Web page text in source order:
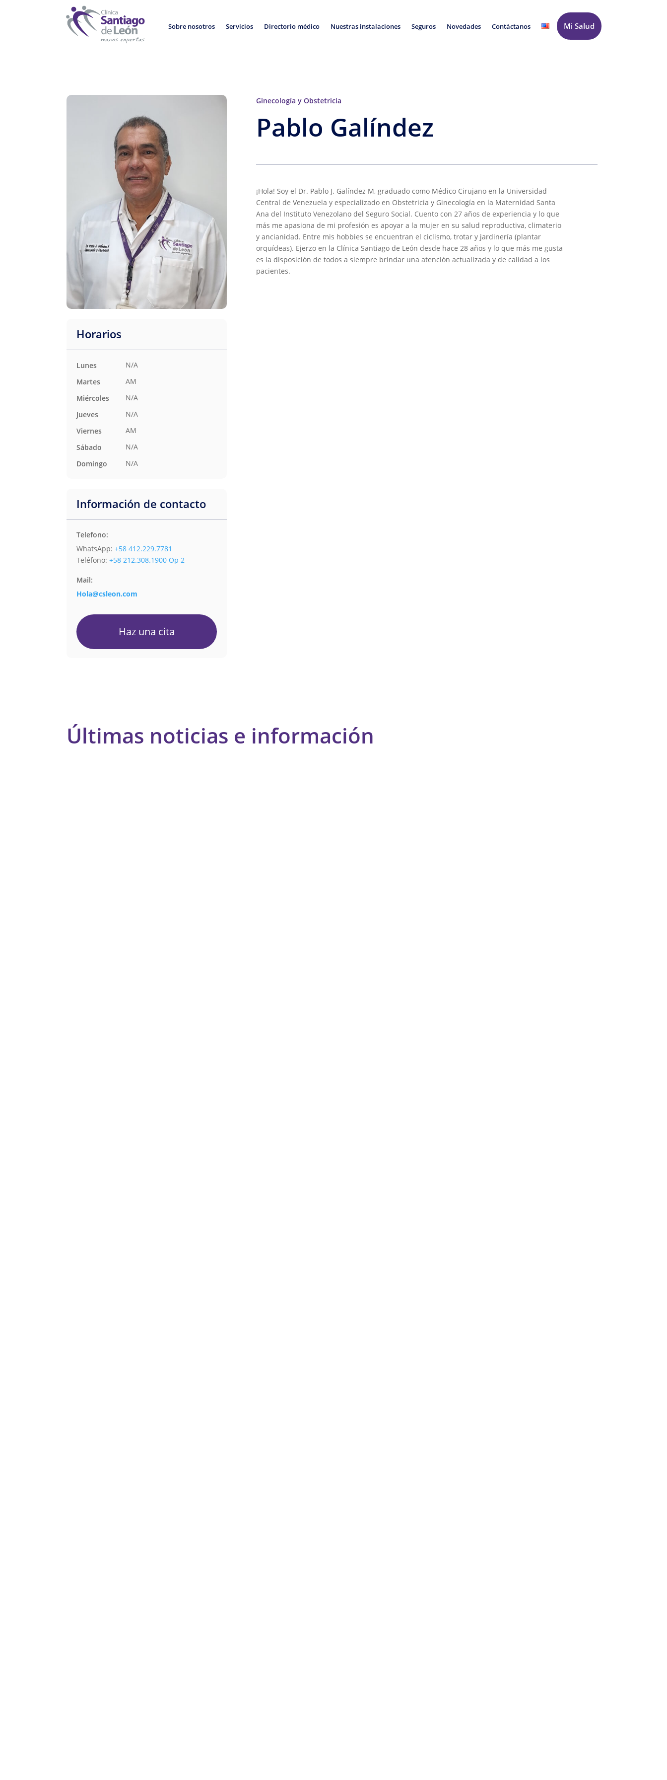
Sobre nosotros Servicios Directorio médico Nuestras instalaciones Seguros Novedades Contáctanos Mi Salud
Horarios
Lunes
N/A
Martes
AM
Miércoles
N/A
Jueves
N/A
Viernes
AM
Sábado
N/A
Domingo
N/A
Información de contacto
Telefono:
WhatsApp:+58 412.229.7781
Teléfono:+58 212.308.1900 Op 2
Mail:
Hola@csleon.com
Haz una cita
Ginecología y Obstetricia
Pablo Galíndez
¡Hola! Soy el Dr. Pablo J. Galíndez M, graduado como Médico Cirujano en la Universidad
Central de Venezuela y especializado en Obstetricia y Ginecología en la Maternidad Santa
Ana del Instituto Venezolano del Seguro Social. Cuento con 27 años de experiencia y lo que
más me apasiona de mi profesión es apoyar a la mujer en su salud reproductiva, climaterio
y ancianidad. Entre mis hobbies se encuentran el ciclismo, trotar y jardinería (plantar
orquídeas). Ejerzo en la Clínica Santiago de León desde hace 28 años y lo que más me gusta
es la disposición de todos a siempre brindar una atención actualizada y de calidad a los
pacientes.
Últimas noticias e información